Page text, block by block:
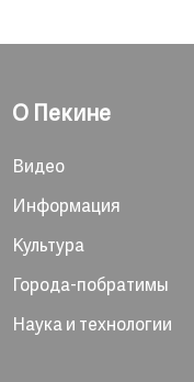
О Пекине
Видео
Информация
Культура
Города-побратимы
Наука и технологии